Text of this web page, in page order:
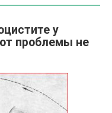
у
проблемы не